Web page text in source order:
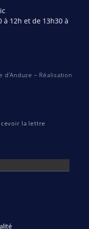
12h et de 13h30 à
– Réalisation
la lettre